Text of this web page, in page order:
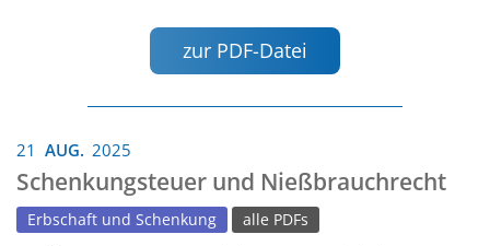
zur PDF-Datei
21 AUG. 2025
Schenkungsteuer und Nießbrauchrecht
Erbschaft und Schenkung alle PDFs